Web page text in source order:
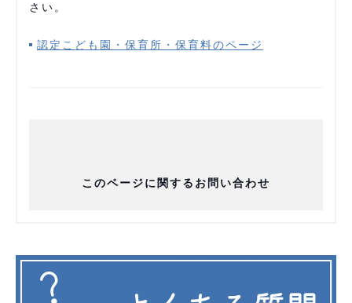
さい。
認定こども園・保育所・保育料のページ
このページに関するお問い合わせ